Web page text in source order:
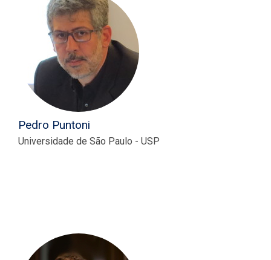
Pedro Puntoni
Universidade de São Paulo - USP